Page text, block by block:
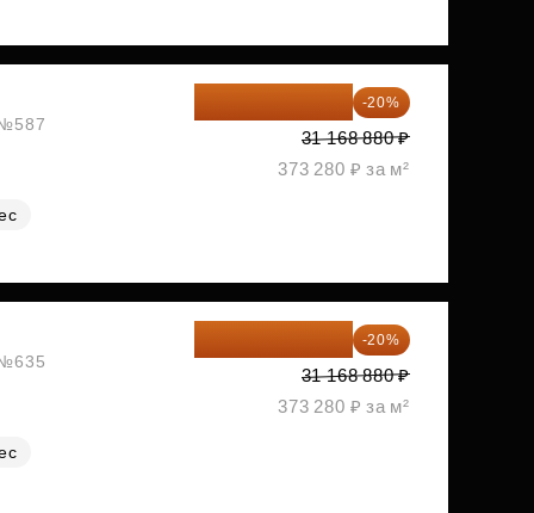
-20%
31 168 880 ₽
373 280 ₽ за м²
-20%
31 168 880 ₽
373 280 ₽ за м²